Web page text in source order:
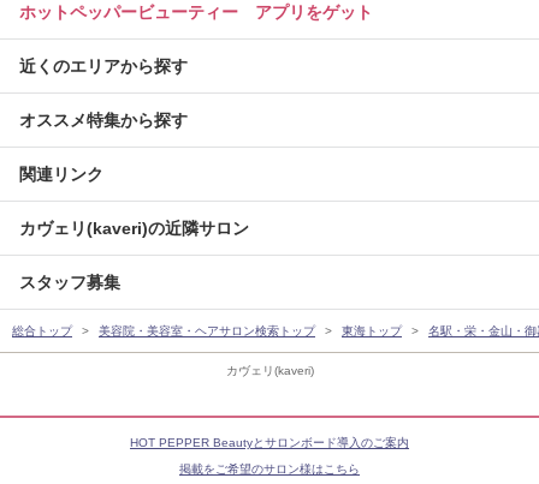
カヴェリ(kaveri)
ホットペッパービューティー アプリをゲット
近くのエリアから探す
オススメ特集から探す
関連リンク
カヴェリ(kaveri)の近隣サロン
スタッフ募集
総合トップ 美容院・美容室・ヘアサロン検索トップ 東海トップ 名駅・栄・金山・
HOT PEPPER Beautyとサロンボード導入のご案内
掲載をご希望のサロン様はこちら